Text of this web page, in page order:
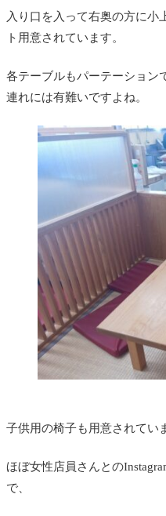
入り口を入って右奥の方に小
ト用意されています。
各テーブルもパーテーション
連れには有難いですよね。
子供用の椅子も用意されてい
ほぼ女性店員さんとの
で、